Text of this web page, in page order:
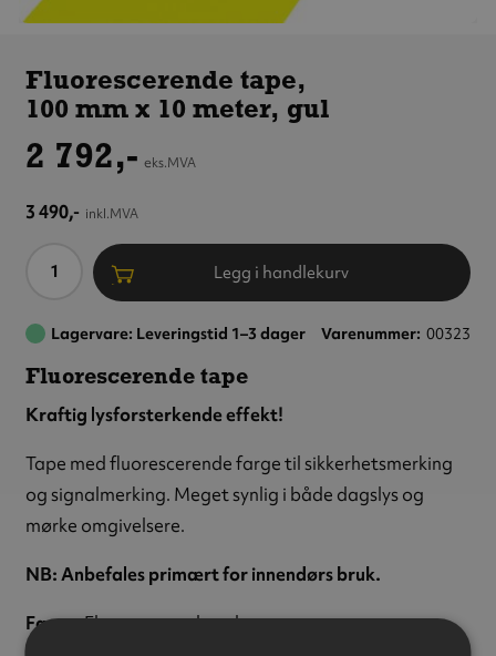
100 mm x 10 meter,
gul
Fluorescerende tape,
100 mm x 10 meter, gul
2 792,- eks.MVA
3 490,- inkl.MVA
Antall Legg i handlekurv
Lagervare: Leveringstid 1–3 dager Varenummer 00323
Fluorescerende tape
Kraftig lysforsterkende effekt!
Tape med fluorescerende farge til sikkerhetsmerking
og signalmerking. Meget synlig i både dagslys og
mørke omgivelsere.
NB: Anbefales primært for innendørs bruk.
Farge:Fluorescerende gul